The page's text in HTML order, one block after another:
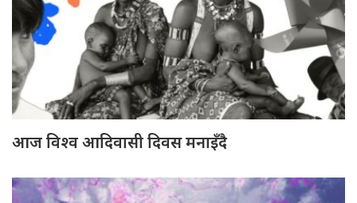
आज विश्व आदिवासी दिवस मनाइँदै